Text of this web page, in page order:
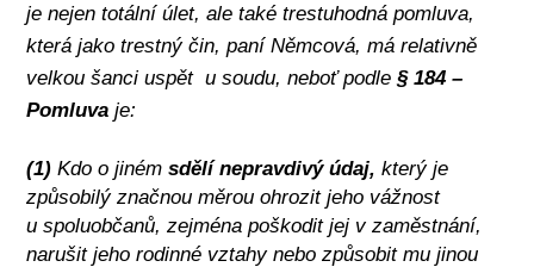
je nejen totální úlet, ale také trestuhodná pomluva,
která jako trestný čin, paní Němcová, má relativně
velkou šanci uspět u soudu, neboť podle§ 184 –
Pomluvaje:
(1) Kdo o jiném sdělí nepravdivý údaj,který je
způsobilý značnou měrou ohrozit jeho vážnost
u spoluobčanů, zejména poškodit jej v zaměstnání,
narušit jeho rodinné vztahy nebo způsobit mu jinou